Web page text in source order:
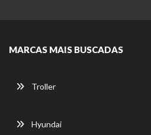
MARCAS MAIS BUSCADAS
Troller
Hyundai